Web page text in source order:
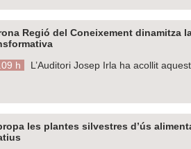
Regió del Coneixement dinamitza
h
L’Auditori Josep Irla ha acollit
les plantes silvestres d’ús